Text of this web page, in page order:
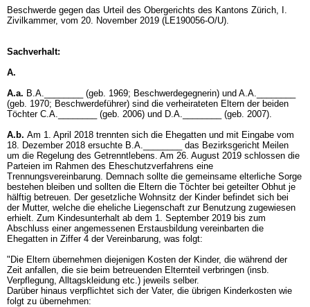
Beschwerde gegen das Urteil des Obergerichts des Kantons Zürich, I.
Zivilkammer, vom 20. November 2019 (LE190056-O/U).
Sachverhalt:
A.
A.a. B.A.________ (geb. 1969; Beschwerdegegnerin) und A.A.________
(geb. 1970; Beschwerdeführer) sind die verheirateten Eltern der beiden
Töchter C.A.________ (geb. 2006) und D.A.________ (geb. 2007).
A.b. Am 1. April 2018 trennten sich die Ehegatten und mit Eingabe vom
18. Dezember 2018 ersuchte B.A.________ das Bezirksgericht Meilen
um die Regelung des Getrenntlebens. Am 26. August 2019 schlossen die
Parteien im Rahmen des Eheschutzverfahrens eine
Trennungsvereinbarung. Demnach sollte die gemeinsame elterliche Sorge
bestehen bleiben und sollten die Eltern die Töchter bei geteilter Obhut je
hälftig betreuen. Der gesetzliche Wohnsitz der Kinder befindet sich bei
der Mutter, welche die eheliche Liegenschaft zur Benutzung zugewiesen
erhielt. Zum Kindesunterhalt ab dem 1. September 2019 bis zum
Abschluss einer angemessenen Erstausbildung vereinbarten die
Ehegatten in Ziffer 4 der Vereinbarung, was folgt:
"Die Eltern übernehmen diejenigen Kosten der Kinder, die während der
Zeit anfallen, die sie beim betreuenden Elternteil verbringen (insb.
Verpflegung, Alltagskleidung etc.) jeweils selber.
Darüber hinaus verpflichtet sich der Vater, die übrigen Kinderkosten wie
folgt zu übernehmen: